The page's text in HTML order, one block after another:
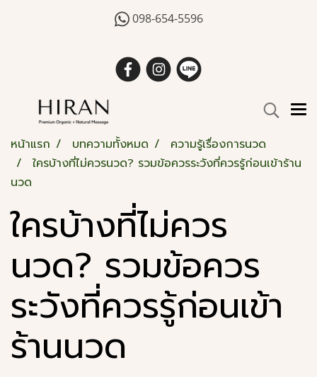
098-654-5596
หน้าแรก บทความทั้งหมด
ความรู้เรื่องการนวด
ใครบ้างที่ไม่ควรนวด? รวมข้อควรระวังที่ควรรู้ก่อนเข้าร้าน
นวด
ใครบ้างที่ไม่ควร
นวด? รวมข้อควร
ระวังที่ควรรู้ก่อนเข้า
ร้านนวด